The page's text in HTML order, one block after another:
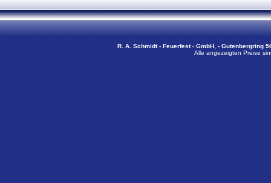
R. A. Schmidt - Feuerfest - GmbH, - Gutenbergring
Alle angezeigten Preise